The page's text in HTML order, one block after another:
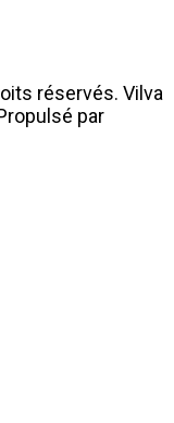
réservés. Vilva
par